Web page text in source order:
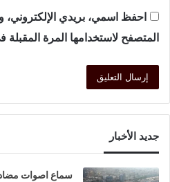
احفظ اسمي، بريدي الإلكتروني،
المتصفح لاستخدامها المرة المقبلة
جديد الأخبار
سماع اصوات